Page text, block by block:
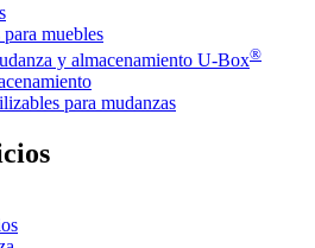
muebles
y almacenamiento U-Box®
para mudanzas